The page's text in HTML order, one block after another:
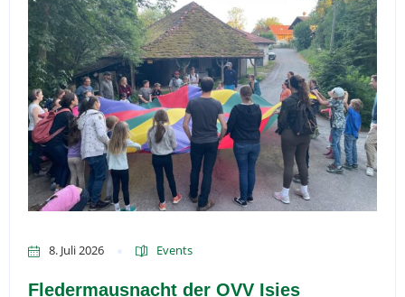
8. Juli 2026 Events
Fledermausnacht der OVV Isies